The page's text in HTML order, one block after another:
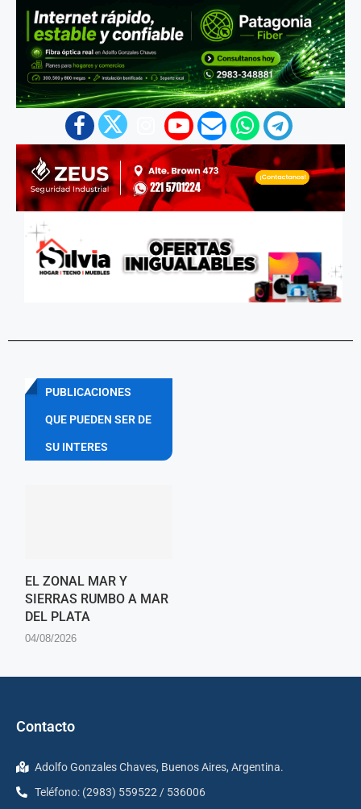
PUBLICACIONES
QUE PUEDEN SER DE
SU INTERES
EL ZONAL MAR Y
SIERRAS RUMBO A MAR
DEL PLATA
04/08/2026
Contacto
Adolfo Gonzales Chaves, Buenos Aires, Argentina.
Teléfono: (2983) 559522 / 536006